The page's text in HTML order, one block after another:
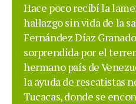
Hace poco recibí la
hallazgo sin vida de la
Fernández Díaz
sorprendida por el
hermano país de
la ayuda de rescatistas
Tucacas, donde se